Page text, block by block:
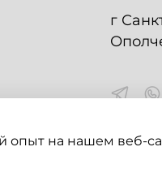
г
опыт на нашем веб-